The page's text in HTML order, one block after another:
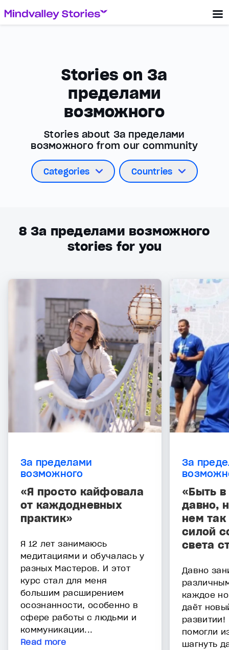
Stories on За
пределами
возможного
Stories about За пределами
возможного from our community
Categories Countries
8 За пределами возможного
stories for you
За пределами
возможного
«Я просто кайфовала
от каждодневных
практик»
Я 12 лет занимаюсь
медитациями и обучалась у
разных Мастеров. И этот
курс стал для меня
большим расширением
осознанности, особенно в
сфере работы с людьми и
коммуникации...
Read more
За
«Быть
давно,
нем так
силой
света
Давно
каждое
даёт
развитии!
помогли
шагнуть